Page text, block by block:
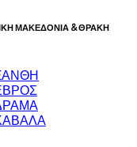
ΜΑΚΕΔΟΝΙΑ & ΘΡΑΚΗ